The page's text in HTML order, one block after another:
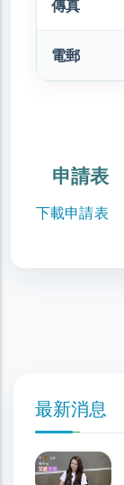
傳真
電郵
申請表
下載申請表
最新消息